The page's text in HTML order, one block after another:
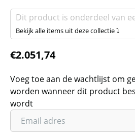
Dit product is onderdeel van
Bekijk alle items uit deze collectie ⤵
€2.051,74
Voeg toe aan de wachtlijst om
worden wanneer dit product
wordt
Vul
je